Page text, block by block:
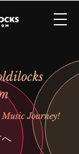
Music Journey!
へ